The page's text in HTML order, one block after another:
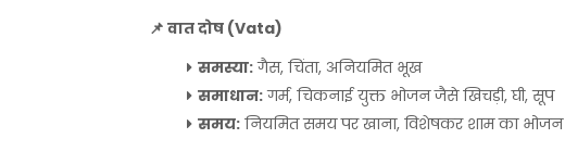
📌 वातदोष (Vata)
समस्या: गैस, चिंता, अनियमित भूख
समाधान: गर्म, चिकनाई युक्त भोजन जैसे खिचड़ी,घी,सूप
समय: नियमित समय पर खाना, विशेषकर शाम का भोजन